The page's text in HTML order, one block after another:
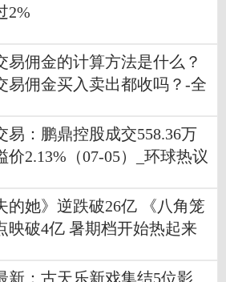
2%
易佣金的计算方法是什么？
易佣金买入卖出都收吗？-全
易：鹏鼎控股成交558.36万
价2.13%（07-05）_环球热议
的她》逆跌破26亿 《八角笼
映破4亿 暑期档开始热起来